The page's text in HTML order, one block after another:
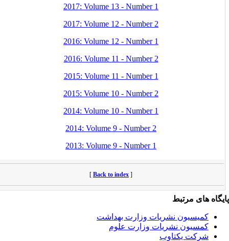
2017: Volume 13 - Number 1
2017: Volume 12 - Number 2
2016: Volume 12 - Number 1
2016: Volume 11 - Number 2
2015: Volume 11 - Number 1
2015: Volume 10 - Number 2
2014: Volume 10 - Number 1
2014: Volume 9 - Number 2
2013: Volume 9 - Number 1
[Back to index
های مرتبط
کمیسیون نشریات وزارت بهداشت
کمسیون نشریات وزارت علوم
شرکت یکتاوب